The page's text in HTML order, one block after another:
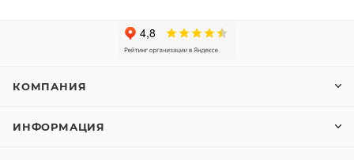
КОМПАНИЯ
ИНФОРМАЦИЯ